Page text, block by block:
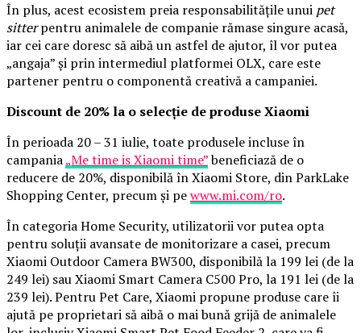
În plus, acest ecosistem preia responsabilitățile unui pet
sitterpentru animalele de companie rămase singure acasă,
iar cei care doresc să aibă un astfel de ajutor, îl vor putea
„angaja” și prin intermediul platformei OLX, care este
partener pentru o componentă creativă a campaniei.
Discount de 20% la o selecție de produse Xiaomi
În perioada 20 – 31 iulie, toate produsele incluse în
campania„Me time is Xiaomi time”beneficiază de o
reducere de 20%, disponibilă în Xiaomi Store, din ParkLake
Shopping Center, precum și pewww.mi.com/ro.
În categoria Home Security, utilizatorii vor putea opta
pentru soluții avansate de monitorizare a casei, precum
Xiaomi Outdoor Camera BW300, disponibilă la 199 lei (de la
249 lei) sau Xiaomi Smart Camera C500 Pro, la 191 lei (de la
239 lei). Pentru Pet Care, Xiaomi propune produse care îi
ajută pe proprietari să aibă o mai bună grijă de animalele